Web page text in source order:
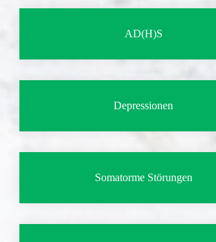
AD(H)S
Depressionen
Somatorme Störungen